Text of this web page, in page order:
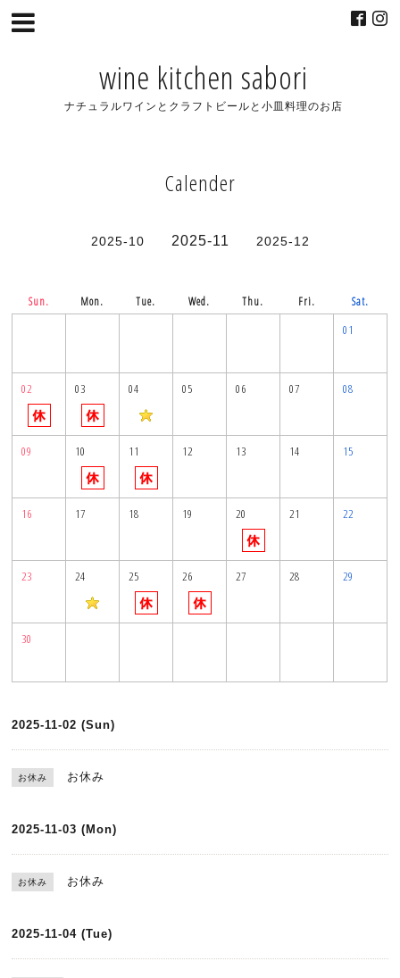
wine kitchen sabori
ナチュラルワインとクラフトビールと小皿料理のお店
Calender
2025-10 2025-11 2025-12
Sun. Mon. Tue. Wed. Thu. Fri. Sat.
01
02 03 04 05 06 07 08
09 10 11 12 13 14 15
16 17 18 19 20 21 22
23 24 25 26 27 28 29
30
2025-11-02 (Sun)
お休み お休み
2025-11-03 (Mon)
お休み お休み
2025-11-04 (Tue)